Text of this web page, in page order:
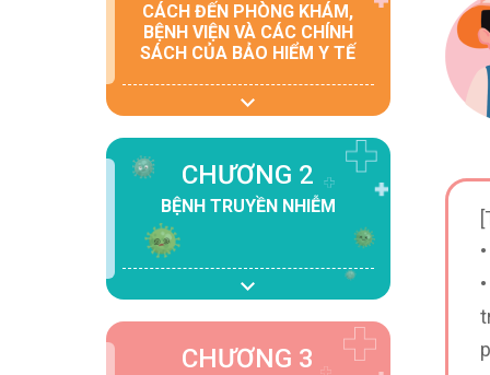
CÁCH ĐẾN PHÒNG KHÁM,
BỆNH VIỆN VÀ CÁC CHÍNH
SÁCH CỦA BẢO HIỂM Y TẾ
CHƯƠNG 2
BỆNH TRUYỀN NHIỄM
CHƯƠNG 3